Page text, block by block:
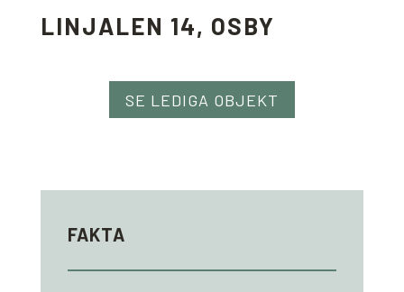
LINJALEN 14, OSBY
SE LEDIGA OBJEKT
FAKTA